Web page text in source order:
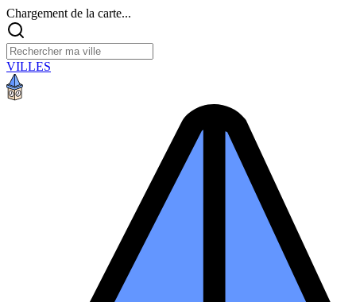
Chargement de la carte...
VILLES